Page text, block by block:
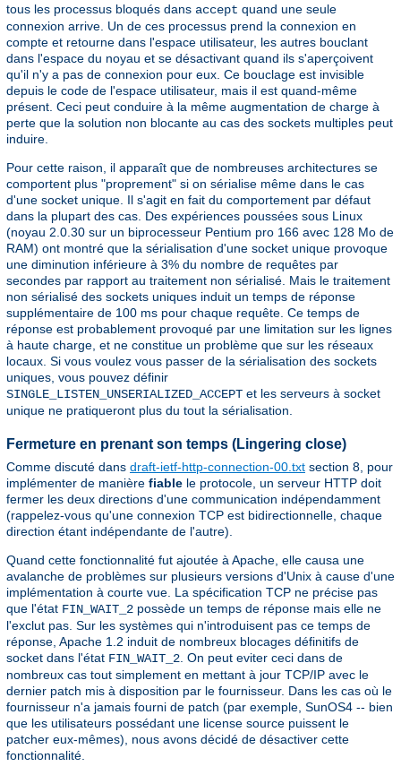
tous les processus bloqués dans accept quand une seule
connexion arrive. Un de ces processus prend la connexion en
compte et retourne dans l'espace utilisateur, les autres bouclant
dans l'espace du noyau et se désactivant quand ils s'aperçoivent
qu'il n'y a pas de connexion pour eux. Ce bouclage est invisible
depuis le code de l'espace utilisateur, mais il est quand-même
présent. Ceci peut conduire à la même augmentation de charge à
perte que la solution non blocante au cas des sockets multiples peut
induire.
Pour cette raison, il apparaît que de nombreuses architectures se
comportent plus "proprement" si on sérialise même dans le cas
d'une socket unique. Il s'agit en fait du comportement par défaut
dans la plupart des cas. Des expériences poussées sous Linux
(noyau 2.0.30 sur un biprocesseur Pentium pro 166 avec 128 Mo de
RAM) ont montré que la sérialisation d'une socket unique provoque
une diminution inférieure à 3% du nombre de requêtes par
secondes par rapport au traitement non sérialisé. Mais le traitement
non sérialisé des sockets uniques induit un temps de réponse
supplémentaire de 100 ms pour chaque requête. Ce temps de
réponse est probablement provoqué par une limitation sur les lignes
à haute charge, et ne constitue un problème que sur les réseaux
locaux. Si vous voulez vous passer de la sérialisation des sockets
uniques, vous pouvez définir
SINGLE_LISTEN_UNSERIALIZED_ACCEPT et les serveurs à socket
unique ne pratiqueront plus du tout la sérialisation.
Fermeture en prenant son temps (Lingering close)
Comme discuté dans draft-ietf-http-connection-00.txt section 8, pour
implémenter de manière fiable le protocole, un serveur HTTP doit
fermer les deux directions d'une communication indépendamment
(rappelez-vous qu'une connexion TCP est bidirectionnelle, chaque
direction étant indépendante de l'autre).
Quand cette fonctionnalité fut ajoutée à Apache, elle causa une
avalanche de problèmes sur plusieurs versions d'Unix à cause d'une
implémentation à courte vue. La spécification TCP ne précise pas
que l'état FIN_WAIT_2 possède un temps de réponse mais elle ne
l'exclut pas. Sur les systèmes qui n'introduisent pas ce temps de
réponse, Apache 1.2 induit de nombreux blocages définitifs de
socket dans l'état FIN_WAIT_2 . On peut eviter ceci dans de
nombreux cas tout simplement en mettant à jour TCP/IP avec le
dernier patch mis à disposition par le fournisseur. Dans les cas où le
fournisseur n'a jamais fourni de patch (par exemple, SunOS4 -- bien
que les utilisateurs possédant une license source puissent le
patcher eux-mêmes), nous avons décidé de désactiver cette
fonctionnalité.